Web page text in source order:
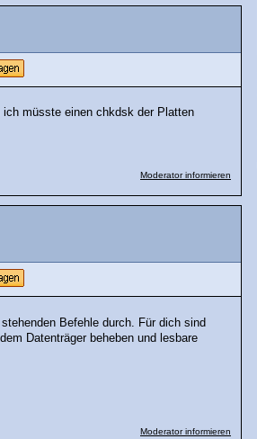
müsste einen chkdsk der Platten
Moderator informieren
Befehle durch. Für dich sind
Datenträger beheben und lesbare
Moderator informieren